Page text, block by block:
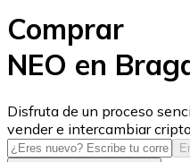
USD Coin
USDC
Comprar
NEO en
Disfruta de un proceso
vender e intercambiar